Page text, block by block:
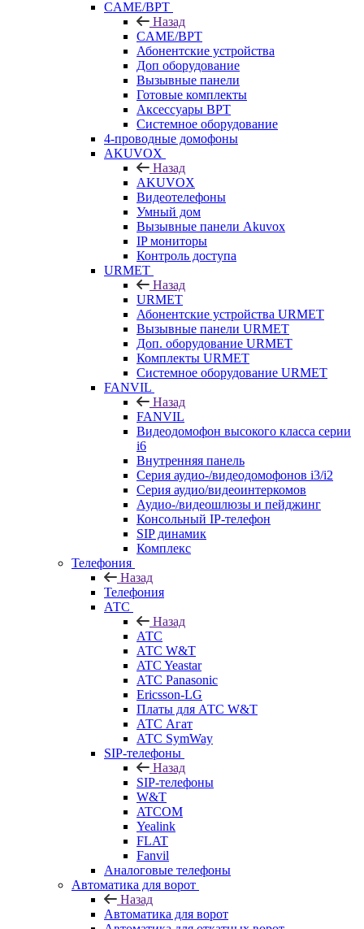
CAME/BPT
Назад
CAME/BPT
Абонентские устройства
Доп оборудование
Вызывные панели
Готовые комплекты
Аксессуары BPT
Системное оборудование
4-проводные домофоны
AKUVOX
Назад
AKUVOX
Видеотелефоны
Умный дом
Вызывные панели Akuvox
IP мониторы
Контроль доступа
URMET
Назад
URMET
Абонентские устройства URMET
Вызывные панели URMET
Доп. оборудование URMET
Комплекты URMET
Системное оборудование URMET
FANVIL
Назад
FANVIL
Видеодомофон высокого класса серии
i6
Внутренняя панель
Серия аудио-/видеодомофонов i3/i2
Серия аудио/видеоинтеркомов
Аудио-/видеошлюзы и пейджинг
Консольный IP-телефон
SIP динамик
Комплекс
Телефония
Назад
Телефония
АТС
Назад
АТС
АТС W&T
ATC Yeastar
АТС Panasonic
Ericsson-LG
Платы для АТС W&T
АТС Агат
АТС SymWay
SIP-телефоны
Назад
SIP-телефоны
W&T
ATCOM
Yealink
FLAT
Fanvil
Аналоговые телефоны
Автоматика для ворот
Назад
Автоматика для ворот